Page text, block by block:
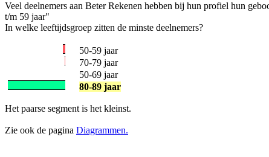
Veel deelnemers aan Beter Rekenen hebben bij hun profiel hun
t/m 59 jaar"
In welke leeftijdsgroep zitten de minste deelnemers?
50-59 jaar
70-79 jaar
50-69 jaar
80-89 jaar
Het paarse segment is het kleinst.
Zie ook de pagina Diagrammen.